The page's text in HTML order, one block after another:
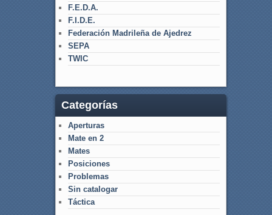
F.E.D.A.
F.I.D.E.
Federación Madrileña de Ajedrez
SEPA
TWIC
Categorías
Aperturas
Mate en 2
Mates
Posiciones
Problemas
Sin catalogar
Táctica